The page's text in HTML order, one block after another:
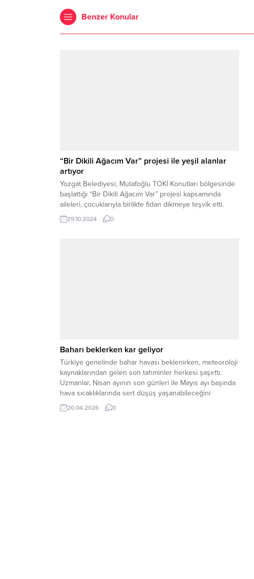
Benzer Konular
“Bir Dikili Ağacım Var” projesi ile yeşil alanlar
artıyor
Yozgat Belediyesi, Mutafoğlu TOKİ Konutları bölgesinde
başlattığı “Bir Dikili Ağacım Var” projesi kapsamında
aileleri, çocuklarıyla birlikte fidan dikmeye teşvik etti.
29.10.2024 0
Baharı beklerken kar geliyor
Türkiye genelinde bahar havası beklenirken, meteoroloji
kaynaklarından gelen son tahminler herkesi şaşırttı.
Uzmanlar, Nisan ayının son günleri ile Mayıs ayı başında
hava sıcaklıklarında sert düşüş yaşanabileceğini
belirterek bazı bölgeler için kar yağışı uyarısında
bulundu. Yapılan değerlendirmelere göre, 22 Nisan
20.04.2026 0